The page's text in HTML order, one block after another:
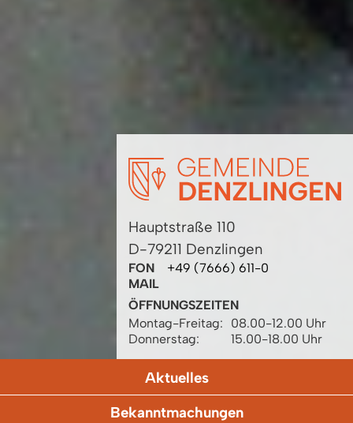
Hauptstraße 110
D-79211 Denzlingen
FON
+49 (7666) 611-0
MAIL
ÖFFNUNGSZEITEN
Montag-Freitag:
08.00-12.00 Uhr
Donnerstag:
15.00-18.00 Uhr
Aktuelles
Bekanntmachungen